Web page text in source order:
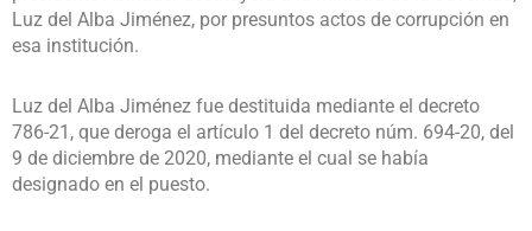
Luz del Alba Jiménez, por presuntos actos de corrupción en
esa institución.
Luz del Alba Jiménez fue destituida mediante el decreto
786-21, que deroga el artículo 1 del decreto núm. 694-20, del
9 de diciembre de 2020, mediante el cual se había
designado en el puesto.